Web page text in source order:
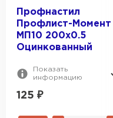
Профнастил
Профлист-Момент
МП10 200х0.5
Оцинкованный
Показать
информацию
125 ₽